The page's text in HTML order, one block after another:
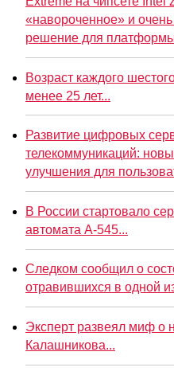
«навороченное» и
решение для
Возраст каждого
менее 25 лет...
Развитие цифровых
телекоммуникаций:
улучшения для
В России стартовало
автомата А-545...
Следком сообщил о
отравившихся в одной
Эксперт развеял миф о
Калашникова...